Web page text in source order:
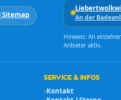
An der
Hinweis: An
Anbieter aktiv.
SERVICE & INFOS
›Kontakt